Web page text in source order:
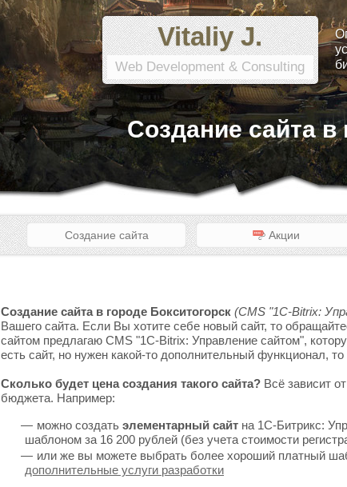
Vitaliy J.
Web Development & Consulting
Создание сайта в
Создание сайта Акции
Создание сайта в городе Бокситогорск (CMS "1C-Bitrix:
Вашего сайта. Если Вы хотите себе новый сайт, то
сайтом предлагаю CMS "1C-Bitrix: Управление сайтом",
есть сайт, но нужен какой-то дополнительный функционал,
Сколько будет цена создания такого сайта? Всё зависит
бюджета. Например:
можно создать элементарный сайт на 1С-Битрикс:
шаблоном за 16 200 рублей (без учета стоимости
или же вы можете выбрать более хороший платный
дополнительные услуги разработки